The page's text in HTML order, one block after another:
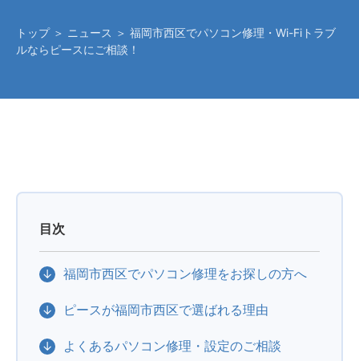
トップ＞ ニュース ＞ 福岡市西区でパソコン修理・Wi-Fiトラブ
ルならピースにご相談！
目次
福岡市西区でパソコン修理をお探しの方へ
ピースが福岡市西区で選ばれる理由
よくあるパソコン修理・設定のご相談